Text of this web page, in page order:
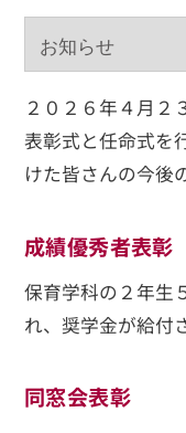
２０２６年４月２
表彰式と任命式を
けた皆さんの今後
成績優秀者表彰
保育学科の２年生
れ、奨学金が給付
同窓会表彰